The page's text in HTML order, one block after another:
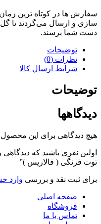
سفارش ها در کوتاه ترین
سازی و ارسال می‌گردند تا
دست شما برسند.
توضیحات
نظرات (0)
شرایط ارسال کالا
توضیحات
دیدگاهها
هیچ دیدگاهی برای این
اولین نفری باشید که
توت فرنگی ( فالاریس )”
برای ثبت نقد و بررسی وارد
صفحه اصلی
فروشگاه
تماس با ما